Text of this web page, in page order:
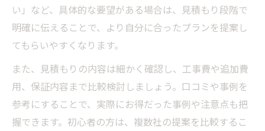
い」など、具体的な要望がある場合は、見積もり段階で
明確に伝えることで、より自分に合ったプランを提案し
てもらいやすくなります。
また、見積もりの内容は細かく確認し、工事費や追加費
用、保証内容まで比較検討しましょう。口コミや事例を
参考にすることで、実際にお得だった事例や注意点も把
握できます。初心者の方は、複数社の提案を比較するこ